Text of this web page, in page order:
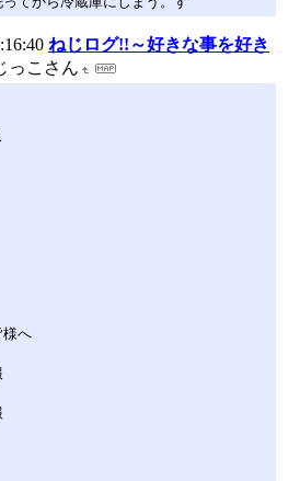
ねじログ!!～好きな事を好き
っこさん
様へ